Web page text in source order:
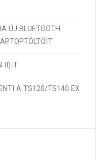
ÚJ BLUETOOTH
II)-T
A TS120/TS140 EX